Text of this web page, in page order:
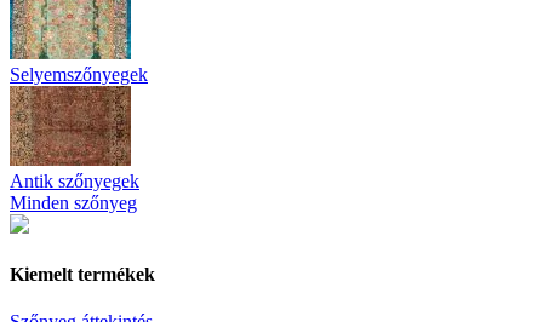
Selyemszőnyegek
Antik szőnyegek
Minden szőnyeg
Kiemelt termékek